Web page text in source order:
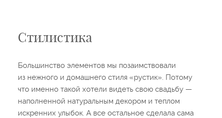
Стилистика
Большинство элементов мы позаимствовали
из нежного и домашнего стиля «рустик». Потому
что именно такой хотели видеть свою свадьбу —
наполненной натуральным декором и теплом
искренних улыбок. А все остальное сделала сама